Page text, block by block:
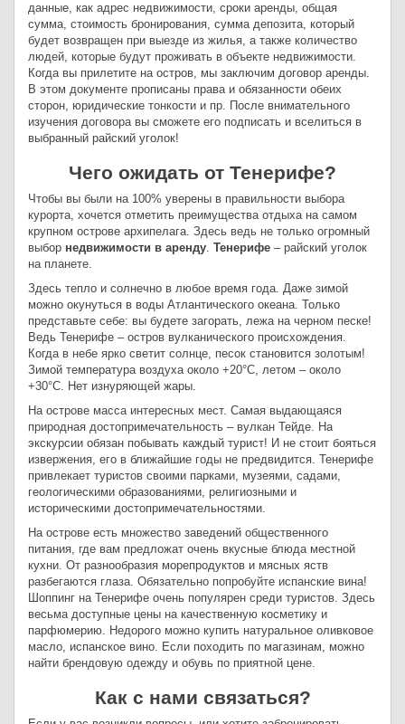
данные, как адрес недвижимости, сроки аренды, общая
сумма, стоимость бронирования, сумма депозита, который
будет возвращен при выезде из жилья, а также количество
людей, которые будут проживать в объекте недвижимости.
Когда вы прилетите на остров, мы заключим договор аренды.
В этом документе прописаны права и обязанности обеих
сторон, юридические тонкости и пр. После внимательного
изучения договора вы сможете его подписать и вселиться в
выбранный райский уголок!
Чего ожидать от Тенерифе?
Чтобы вы были на 100% уверены в правильности выбора
курорта, хочется отметить преимущества отдыха на самом
крупном острове архипелага. Здесь ведь не только огромный
выбор недвижимости в аренду. Тенерифе – райский уголок
на планете.
Здесь тепло и солнечно в любое время года. Даже зимой
можно окунуться в воды Атлантического океана. Только
представьте себе: вы будете загорать, лежа на черном песке!
Ведь Тенерифе – остров вулканического происхождения.
Когда в небе ярко светит солнце, песок становится золотым!
Зимой температура воздуха около +20°С, летом – около
+30°С. Нет изнуряющей жары.
На острове масса интересных мест. Самая выдающаяся
природная достопримечательность – вулкан Тейде. На
экскурсии обязан побывать каждый турист! И не стоит бояться
извержения, его в ближайшие годы не предвидится. Тенерифе
привлекает туристов своими парками, музеями, садами,
геологическими образованиями, религиозными и
историческими достопримечательностями.
На острове есть множество заведений общественного
питания, где вам предложат очень вкусные блюда местной
кухни. От разнообразия морепродуктов и мясных яств
разбегаются глаза. Обязательно попробуйте испанские вина!
Шоппинг на Тенерифе очень популярен среди туристов. Здесь
весьма доступные цены на качественную косметику и
парфюмерию. Недорого можно купить натуральное оливковое
масло, испанское вино. Если походить по магазинам, можно
найти брендовую одежду и обувь по приятной цене.
Как с нами связаться?